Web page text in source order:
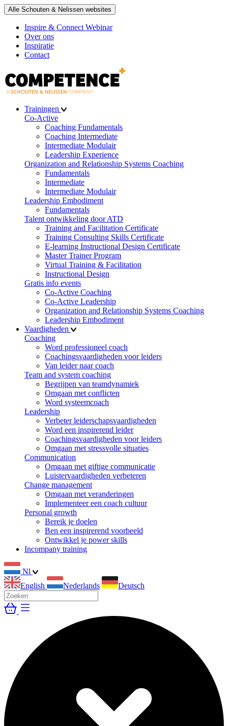
Alle Schouten & Nelissen websites
Inspire & Connect Webinar
Over ons
Inspiratie
Contact
Trainingen
Co-Active
Coaching Fundamentals
Coaching Intermediate
Intermediate Modulair
Leadership Experience
Organization and Relationship Systems Coaching
Fundamentals
Intermediate
Intermediate Modulair
Leadership Embodiment
Fundamentals
Talent ontwikkeling door ATD
Training and Facilitation Certificate
Training Consulting Skills Certificate
E-learning Instructional Design Certificate
Master Trainer Program
Virtual Training & Facilitation
Instructional Design
Gratis info events
Co-Active Coaching
Co-Active Leadership
Organization and Relationship Systems Coaching
Leadership Embodiment
Vaardigheden
Coaching
Word professioneel coach
Coachingsvaardigheden voor leiders
Van leider naar coach
Team and system coaching
Begrijpen van teamdynamiek
Omgaan met conflicten
Word systeemcoach
Leadership
Verbeter leiderschapsvaardigheden
Word een inspirerend leider
Coachingsvaardigheden voor leiders
Omgaan met stressvolle situaties
Communication
Omgaan met giftige communicatie
Luistervaardigheden verbeteren
Change management
Omgaan met veranderingen
Implementeer een coach cultuur
Personal growth
Bereik je doelen
Ben een inspirerend voorbeeld
Ontwikkel je power skills
Incompany training
Nl
English
Nederlands Deutsch